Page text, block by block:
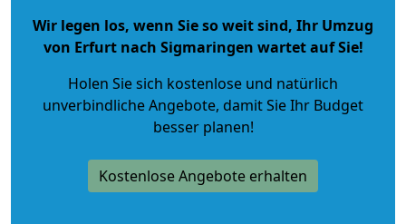
Wir legen los, wenn Sie so weit sind, Ihr Umzug
von Erfurt nach Sigmaringen wartet auf Sie!
Holen Sie sich kostenlose und natürlich
unverbindliche Angebote, damit Sie Ihr Budget
besser planen!
Kostenlose Angebote erhalten